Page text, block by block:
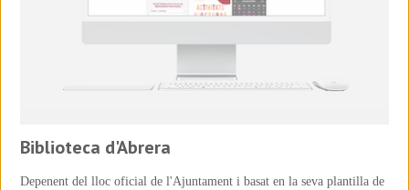
Biblioteca d'Abrera
Depenent del lloc oficial de l'Ajuntament i basat en la seva plantilla de